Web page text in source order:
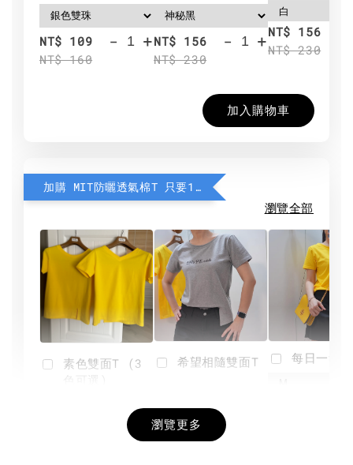
NT$ 109
NT$ 160
- +NT$ 156
NT$ 230
- +NT$ 156
NT$ 230
加入購物車
加購 MIT防曬透氣棉T 只要190元
瀏覽全部
素色雙面T (3
+
希望相隨雙面T
NT$ 190
-
每日一笑
瀏覽更多